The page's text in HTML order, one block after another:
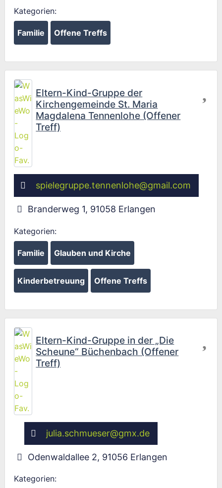
Kategorien:
Familie Offene Treffs
Eltern-Kind-Gruppe der
Kirchengemeinde St. Maria
Magdalena Tennenlohe (Offener
Treff)
spielegruppe.tennenlohe@gmail.com
Branderweg 1, 91058 Erlangen
Kategorien:
Familie Glauben und Kirche
Kinderbetreuung Offene Treffs
Eltern-Kind-Gruppe in der „Die
Scheune“ Büchenbach (Offener
Treff)
julia.schmueser@gmx.de
Odenwaldallee 2, 91056 Erlangen
Kategorien: